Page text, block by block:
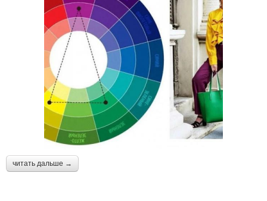
читать дальше →